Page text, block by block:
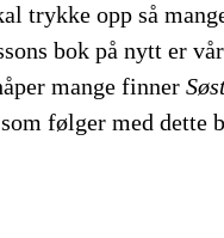
trykke opp så
bok på nytt er
mange finner
følger med dette